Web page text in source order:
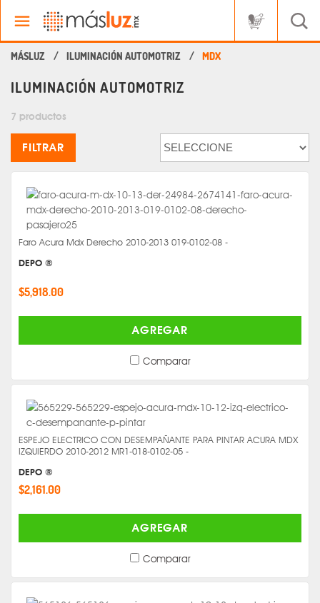
ILUMINACIÓN AUTOMOTRIZ MDX
ILUMINACIÓN AUTOMOTRIZ
7 productos
FILTRAR
Faro Acura Mdx Derecho 2010-2013 019-0102-08 -
DEPO ®
$5,918.00
AGREGAR
Comparar
ESPEJO ELECTRICO CON DESEMPAÑANTE PARA PINTAR ACURA MDX
IZQUIERDO 2010-2012 MR1-018-0102-05 -
DEPO ®
$2,161.00
AGREGAR
Comparar